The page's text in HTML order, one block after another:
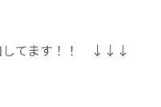
てます！！ ↓↓↓